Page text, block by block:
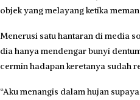
objek yang melayang ketika
Menerusi satu hantaran di media
dia hanya mendengar bunyi
cermin hadapan keretanya sudah
“Aku menangis dalam hujan